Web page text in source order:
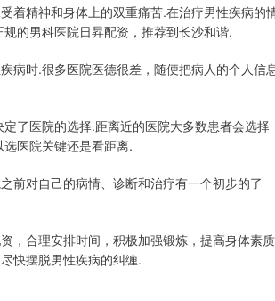
着精神和身体上的双重痛苦.在治疗男性疾病的
的男科医院日昇配资，推荐到长沙和谐.
病时.很多医院医德很差，随便把病人的个人信
了医院的选择.距离近的医院大多数患者会选择
医院关键还是看距离.
前对自己的病情、诊断和治疗有一个初步的了
，合理安排时间，积极加强锻炼，提高身体素
快摆脱男性疾病的纠缠.